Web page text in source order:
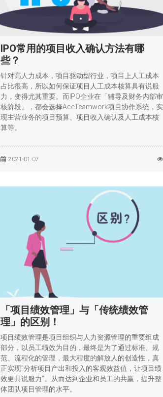
IPO常用的项目收入确认方法有哪
些？
针对高人力成本，项目驱动型行业，项目上人工成本
占比很高，所以如何保证项目人工成本核算具有说服
力，变得尤其重要。而IPO企业在「辅导及财务内部审
核阶段」，都会选择AceTeamwork项目协作系统，实
现主营业务的项目预算、项目收入确认及人工成本核
算等。
2021-01-07
「项目绩效管理」与「传统绩效管
理」的区别！
项目绩效管理是项目组织与人力资源管理的重要组成
部分，以员工绩效为目的，最终是为了通过标准、规
范、流程化的管理，最大程度的解放人的创造性，真
正实现“分析项目产出和投入的客观效益值，让项目绩
效更具说服力”。从而达到企业和员工的共赢，提升整
体团队项目管理的水平。